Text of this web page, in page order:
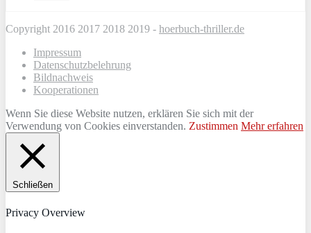
Copyright 2016 2017 2018 2019 - hoerbuch-thriller.de
Impressum
Datenschutzbelehrung
Bildnachweis
Kooperationen
Wenn Sie diese Website nutzen, erklären Sie sich mit der
Verwendung von Cookies einverstanden. Zustimmen Mehr erfahren
Schließen
Privacy Overview